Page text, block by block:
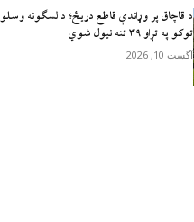
د قاچاق پر وړاندې قاطع دريځ؛ د لسګونه
توکو په تړاو ۳۹ تنه نيول شوي
آگست 10, 2026